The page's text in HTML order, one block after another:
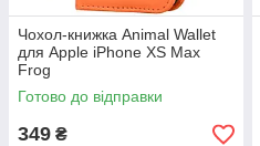
Чохол-книжка Animal Wallet
для Apple iPhone XS Max
Frog
Готово до відправки
349 ₴